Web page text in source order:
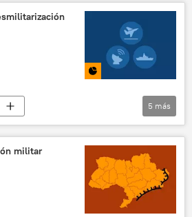
🌍 Europa
📰 Operación rusa de desmilitarización y desnazificación de Ucrania
5 más
militar